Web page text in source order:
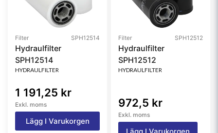
Filter SPH12514
Hydraulfilter
SPH12514
HYDRAULFILTER
1 191,25 kr
Exkl. moms
Lägg I Varukorgen
Filter SPH12512
Hydraulfilter
SPH12512
HYDRAULFILTER
972,5 kr
Exkl. moms